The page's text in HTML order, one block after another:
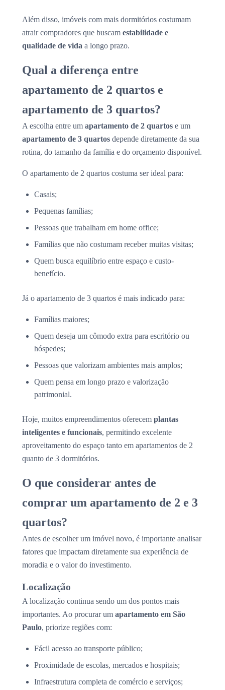
Além disso, imóveis com mais dormitórios costumam
atrair compradores que buscam estabilidade e
qualidade de vida a longo prazo.
Qual a diferença entre
apartamento de 2 quartos e
apartamento de 3 quartos?
A escolha entre um apartamento de 2 quartos e um
apartamento de 3 quartos depende diretamente da sua
rotina, do tamanho da família e do orçamento disponível.
O apartamento de 2 quartos costuma ser ideal para:
Casais;
Pequenas famílias;
Pessoas que trabalham em home office;
Famílias que não costumam receber muitas visitas;
Quem busca equilíbrio entre espaço e custo-
benefício.
Já o apartamento de 3 quartos é mais indicado para:
Famílias maiores;
Quem deseja um cômodo extra para escritório ou
hóspedes;
Pessoas que valorizam ambientes mais amplos;
Quem pensa em longo prazo e valorização
patrimonial.
Hoje, muitos empreendimentos oferecem plantas
inteligentes e funcionais, permitindo excelente
aproveitamento do espaço tanto em apartamentos de 2
quanto de 3 dormitórios.
O que considerar antes de
comprar um apartamento de 2 e 3
quartos?
Antes de escolher um imóvel novo, é importante analisar
fatores que impactam diretamente sua experiência de
moradia e o valor do investimento.
Localização
A localização continua sendo um dos pontos mais
importantes. Ao procurar um apartamento em São
Paulo, priorize regiões com:
Fácil acesso ao transporte público;
Proximidade de escolas, mercados e hospitais;
Infraestrutura completa de comércio e serviços;